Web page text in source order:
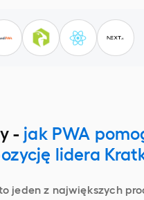
- jak PWA
lidera
jeden z największych